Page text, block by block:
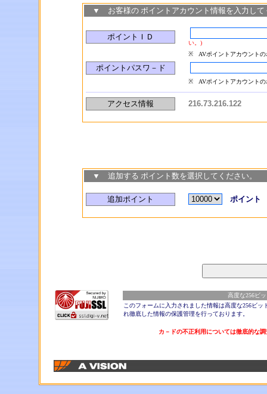
▼ お客様の ポイントアカウント情報を入力して
ポイントＩＤ
い。)
※ AVポイントアカウント
ポイントパスワ－ド
※ AVポイントアカウント
アクセス情報 216.73.216.122
▼ 追加する ポイント数を選択してください。
追加ポイント ポイント
高度な256ビ
このフォームに入力されました情報は高度な256ビ
れ徹底した情報の保護管理を行っております。
カ－ドの不正利用については徹底的な